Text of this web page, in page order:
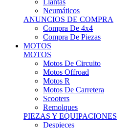
ANUNCIOS DE COMPRA
Compra De 4x4
Compra De Piezas
MOTOS
MOTOS
Motos De Circuito
Motos Offroad
Motos R
Motos De Carretera
Scooters
Remolques
PIEZAS Y EQUIPACIONES
Despieces
Equipamiento